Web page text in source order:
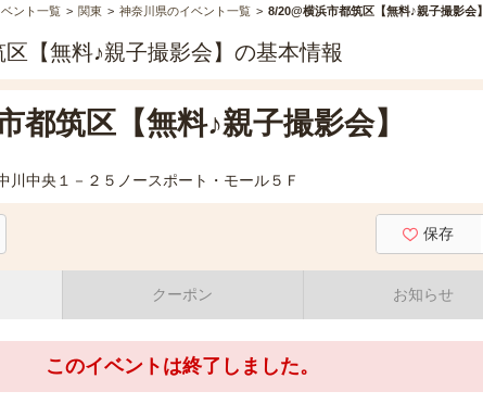
ント一覧 関東 神奈川県のイベント一覧 8/20@横浜市都筑区【無料♪親子撮影会】
【無料♪親子撮影会】の基本情報
都筑区【無料♪親子撮影会】
川中央１－２５ノースポート・モール５Ｆ
保存
クーポン お知らせ
このイベントは終了しました。